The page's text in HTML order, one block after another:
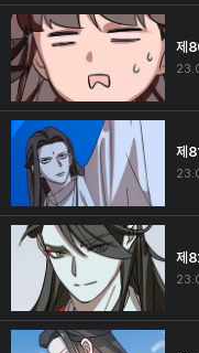
제
제
제